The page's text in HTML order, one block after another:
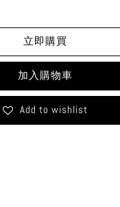
立即購買
加入購物車
Add to wishlist